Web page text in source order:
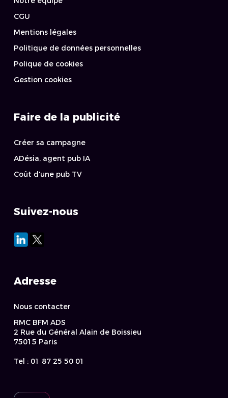
CGU
Mentions légales
Politique de données personnelles
Polique de cookies
Gestion cookies
Faire de la publicité
Créer sa campagne
ADésia, agent pub IA
Coût d'une pub TV
Suivez-nous
Adresse
Nous contacter
RMC BFM ADS
2 Rue du Général Alain de Boissieu
75015 Paris
Tel : 01 87 25 50 01